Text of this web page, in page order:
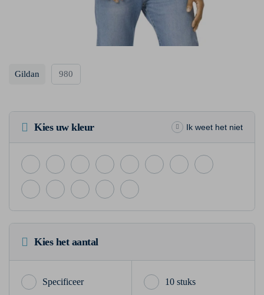
Gildan 980
Kies uw kleur Ik weet het niet
Kies het aantal
10 stuks